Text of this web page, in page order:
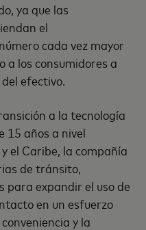
ya que las
el
cada vez mayor
a los consumidores a
efectivo.
a la tecnología
15 años a nivel
el Caribe, la compañía
de tránsito,
para expandir el uso de
en un esfuerzo
y la